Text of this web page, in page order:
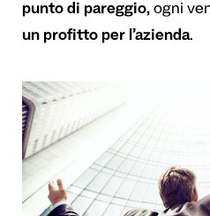
punto di pareggio, ogni
un profitto per l’azienda.